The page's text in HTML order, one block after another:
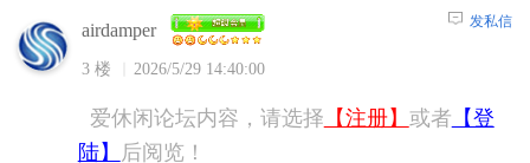
airdamper
3 楼 2026/5/29 14:40:00
发私信
爱休闲论坛内容，请选择 【注册】 或者 【登
陆】
后阅览！